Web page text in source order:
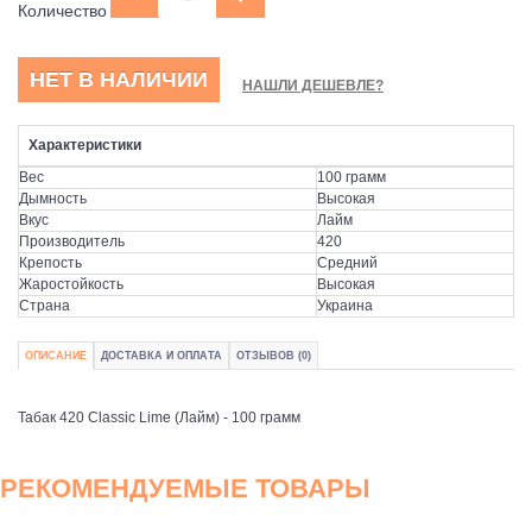
Количество
НЕТ В НАЛИЧИИ НАШЛИ ДЕШЕВЛЕ?
Характеристики
Вес
100 грамм
Дымность
Высокая
Вкус
Лайм
Производитель
420
Крепость
Средний
Жаростойкость
Высокая
Страна
Украина
ОПИСАНИЕ ДОСТАВКА И ОПЛАТА ОТЗЫВОВ (0)
Табак 420 Classic Lime (Лайм) - 100 грамм
РЕКОМЕНДУЕМЫЕ ТОВАРЫ